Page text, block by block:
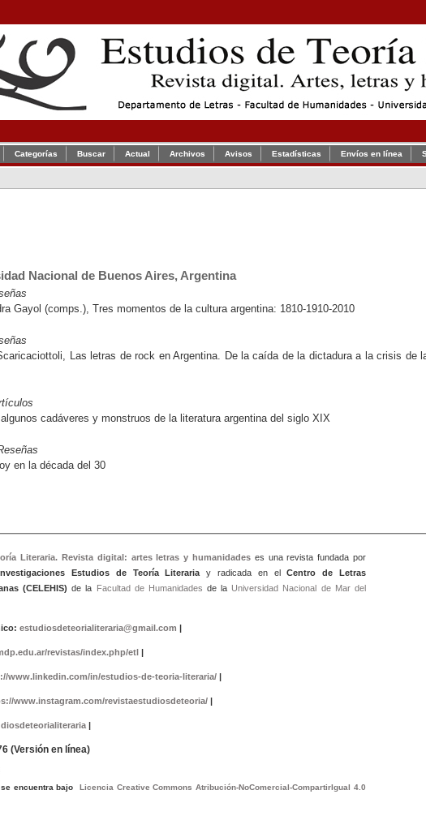
Categorías Buscar Actual Archivos Avisos Estadísticas Envíos en línea
Nacional de Buenos Aires, Argentina
Gayol (comps.), Tres momentos de la cultura argentina: 1810-1910-2010
Las letras de rock en Argentina. De la caída de la dictadura a la crisis de
cadáveres y monstruos de la literatura argentina del siglo XIX
en la década del 30
Literaria. Revista digital: artes letras y humanidadeses una revista fundada por
Estudios de Teoría Literariay radicada en elCentro de Letras
(CELEHIS) de la Facultad de Humanidades de la Universidad Nacional de Mar del
estudiosdeteorialiteraria@gmail.com |
revistas/index.php/etl|
www.linkedin.com/in/estudios-de-teoria-literaria/|
www.instagram.com/revistaestudiosdeteoria/|
|
(Versión en línea)
se encuentra bajo Licencia Creative Commons Atribución-NoComercial-CompartirIgual 4.0